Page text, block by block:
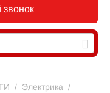
звонок
/ Электрика /